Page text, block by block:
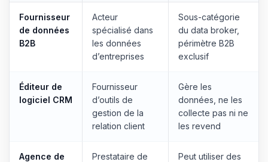
Fournisseur
de données
B2B
Acteur
spécialisé dans
les données
d’entreprises
Sous-catégorie
du data broker,
périmètre B2B
exclusif
Éditeur de
logiciel CRM
Fournisseur
d’outils de
gestion de la
relation client
Gère les
données, ne les
collecte pas ni ne
les revend
Agence de
Prestataire de
Peut utiliser des